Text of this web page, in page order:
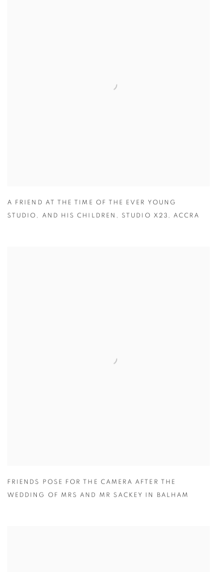
A FRIEND AT THE TIME OF THE EVER YOUNG
STUDIO , AND HIS CHILDREN , STUDIO X23 , ACCRA
FRIENDS POSE FOR THE CAMERA AFTER THE
WEDDING OF MRS AND MR SACKEY IN BALHAM